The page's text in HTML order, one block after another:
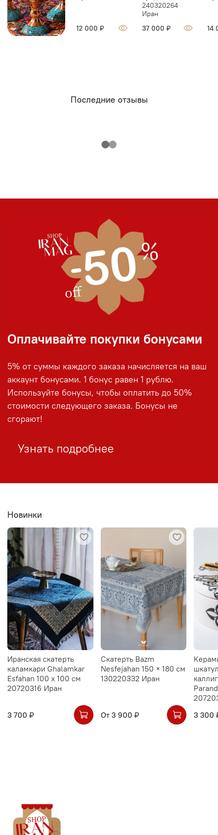
12 000 ₽
240320264
Иран
37 000 ₽
14
Последние отзывы
Оплачивайте покупки бонусами
5% от суммы каждого заказа начисляется на ваш
аккаунт бонусами. 1 бонус равен 1 рублю.
Используйте бонусы, чтобы оплатить до 50%
стоимости следующего заказа. Бонусы не
сгорают!
Узнать подробнее
Новинки
Иранская скатерть
каламкари Ghalamkar
Esfahan 100 х 100 см
20720316 Иран
3 700 ₽
Скатерть Bazm
Nesfejahan 150 × 180 см
130220332 Иран
От 3 900 ₽
3 300